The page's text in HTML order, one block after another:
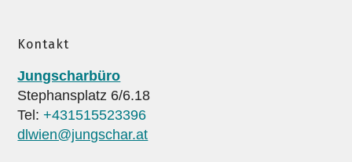
Kontakt
Jungscharbüro
Stephansplatz 6/6.18
Tel:+431515523396
dlwien@jungschar.at